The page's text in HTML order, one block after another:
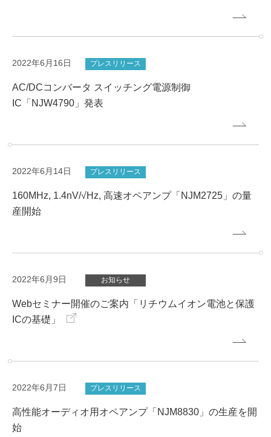
2022年6月16日 プレスリリース
AC/DCコンバータ スイッチング電源制御
IC「NJW4790」発表
2022年6月14日 プレスリリース
160MHz, 1.4nV/√Hz, 高速オペアンプ「NJM2725」の量
産開始
2022年6月9日 お知らせ
Webセミナー開催のご案内「リチウムイオン電池と保護
ICの基礎」
2022年6月7日 プレスリリース
高性能オーディオ用オペアンプ「NJM8830」の生産を開
始